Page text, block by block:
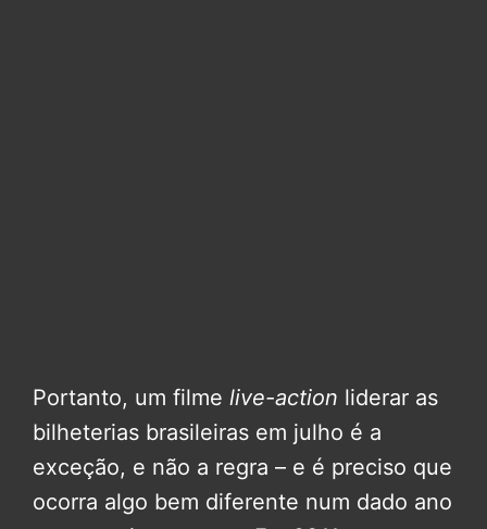
Portanto, um filme live-action liderar as
bilheterias brasileiras em julho é a
exceção, e não a regra – e é preciso que
ocorra algo bem diferente num dado ano